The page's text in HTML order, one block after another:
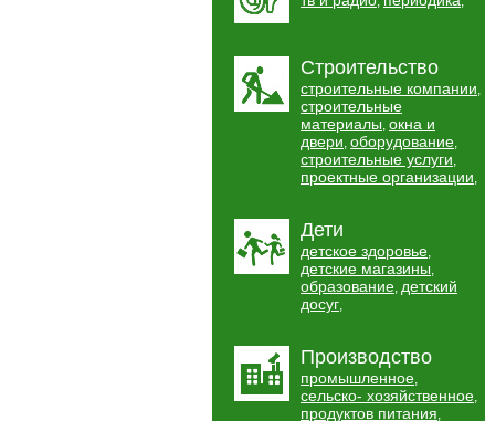
Строительство
строительные компании,
строительные
материалы, окна и
двери, оборудование,
строительные услуги,
проектные организации,
Дети
детское здоровье,
детские магазины,
образование, детский
досуг,
Производство
промышленное,
сельско- хозяйственное,
продуктов питания,